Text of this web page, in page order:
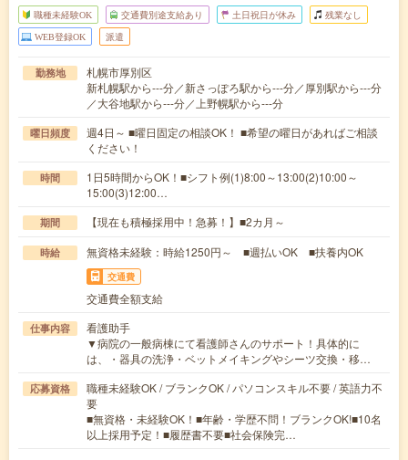
職種未経験OK 交通費別途支給あり 土日祝日が休み 残業なし
WEB登録OK 派遣
勤務地
札幌市厚別区
新札幌駅から---分／新さっぽろ駅から---分／厚別駅から---分
／大谷地駅から---分／上野幌駅から---分
曜日頻度
週4日～ ■曜日固定の相談OK！ ■希望の曜日があればご相談
ください！
時間
1日5時間からOK！■シフト例(1)8:00～13:00(2)10:00～
15:00(3)12:00…
期間 【現在も積極採用中！急募！】■2カ月～
時給 無資格未経験：時給1250円～ ■週払いOK ■扶養内OK
交通費
交通費全額支給
仕事内容
看護助手
▼病院の一般病棟にて看護師さんのサポート！具体的に
は、・器具の洗浄・ベットメイキングやシーツ交換・移…
応募資格
職種未経験OK / ブランクOK / パソコンスキル不要 / 英語力不
要
■無資格・未経験OK！■年齢・学歴不問！ブランクOK!■10名
以上採用予定！■履歴書不要■社会保険完…